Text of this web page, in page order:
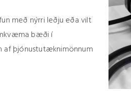
með nýrri leðju eða vilt
bæði í
af þjónustutæknimönnum